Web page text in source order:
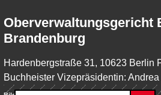
Oberverwaltungsgericht Berlin-
Brandenburg
Hardenbergstraße 31, 10623 Berlin
Buchheister Vizepräsidentin: